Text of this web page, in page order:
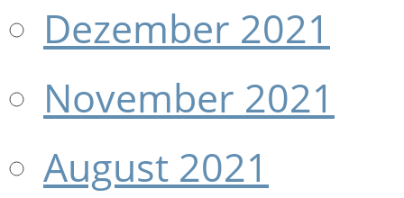
Dezember 2021
November 2021
August 2021